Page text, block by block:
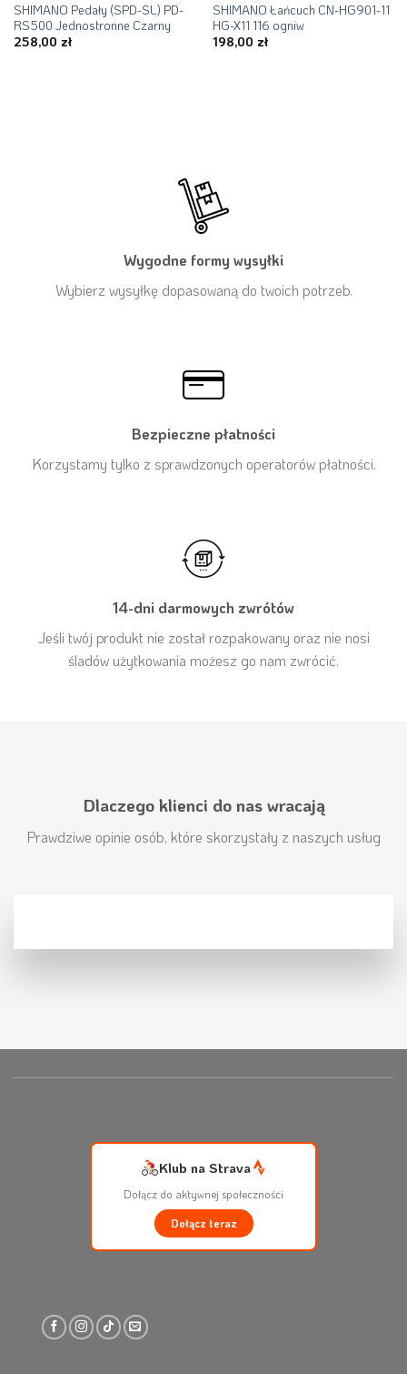
SHIMANO Pedały (SPD-SL) PD-
RS500 Jednostronne Czarny
258,00 zł
SHIMANO Łańcuch CN-HG901-11
HG-X11 116 ogniw
198,00 zł
Wygodne formy wysyłki
Wybierz wysyłkę dopasowaną do twoich potrzeb.
Bezpieczne płatności
Korzystamy tylko z sprawdzonych operatorów płatności.
14-dni darmowych zwrótów
Jeśli twój produkt nie został rozpakowany oraz nie nosi
śladów użytkowania możesz go nam zwrócić.
Dlaczego klienci do nas wracają
Prawdziwe opinie osób, które skorzystały z naszych usług
Klub na Strava
Dołącz do aktywnej społeczności
Dołącz teraz